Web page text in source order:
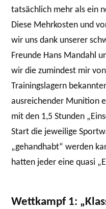
tatsächlich mehr als ein
Diese Mehrkosten und
wir uns dank unserer
Freunde Hans Mandahl
wir die zumindest mir
Trainingslagern
ausreichender Munition
mit den 1,5 Stunden
Start die jeweilige
„gehandhabt“ werden
hatten jeder eine quasi
Wettkampf 1: